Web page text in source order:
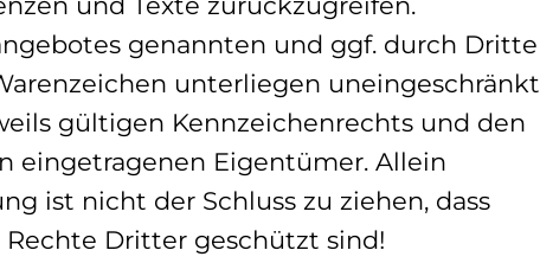
genannten und ggf. durch Dritte
unterliegen uneingeschränkt
gültigen Kennzeichenrechts und den
eingetragenen Eigentümer. Allein
ist nicht der Schluss zu ziehen, dass
Dritter geschützt sind!